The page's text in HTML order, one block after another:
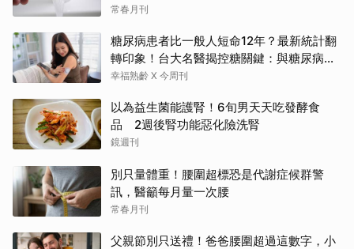
常春月刊
糖尿病患者比一般人短命12年？最新統計翻
轉印象！台大名醫揭控糖關鍵：與糖尿病為
友、天長地久
幸福熟齡 X 今周刊
以為益生菌能護腎！6旬男天天吃發酵食
品 2週後腎功能惡化險洗腎
鏡週刊
別只量體重！腰圍超標恐是代謝症候群警
訊，醫籲每月量一次腰
常春月刊
父親節別只送禮！爸爸腰圍超過這數字，小